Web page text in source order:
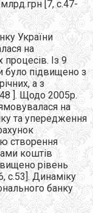
[7, с.47-
України
на
Із 9
було підвищено з
а з
]. Щодо 2005р.
на
та упередження
створення
коштів
рівень
с.53]. Динаміку
банку